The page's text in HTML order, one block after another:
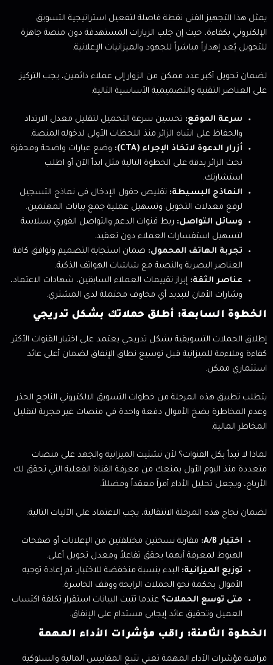
يمثل هذا التجهيز الفني نقطة فاصلة لتفعيل استراتيجية التسويق
الإلكتروني بكفاءة، حيث إن جلب الزيارات المستهدفة دون منصة جاهزة
للتحويل يُعد إهداراً مباشراً للجهود والميزانيات الإعلانية.
لضمان تحويل أكبر عدد ممكن من الزوار إلى عملاء دائمين، يجب التركيز
على العناصر التقنية والتصميمية الأساسية التالية:
سرعة الموقع: تحسين سرعة التحميل لتقليل معدل الارتداد
والحفاظ على انتباه الزائر منذ اللحظات الأولى لدخوله المنصة.
أزرار الدعوة لاتخاذ الإجراء (CTA):
وضع عبارات واضحة ومحفزة
تحث الزائر بدقة على الخطوة التالية مثل ابدأ الآن أو اطلب
استشارتك.
النماذج البسيطة: تقليص حقول الإدخال في نماذج التسجيل
لرفع معدلات التحويل وتسهيل عملية جمع بيانات المهتمين.
وسائل التواصل: ربط قنوات الدعم والتواصل الفوري بسلاسة
لتسهيل استفسارات العملاء دون تعقيد.
تجربة الهاتف المحمول: ضمان استجابة التصميم وتوافق كافة
العناصر البصرية والنصية مع شاشات الهواتف الذكية.
عناصر الثقة: إبراز تقييمات العملاء السابقين، شهادات الاعتماد،
وشارات الأمان لتبديد أي مخاوف محتملة لدى المشتري.
الخطوة السابعة: أطلق حملاتك بشكل تدريجي
إطلاق الحملات التسويقية بشكل تدريجي يعتمد على اختبار القنوات الأكثر
كفاءة وملاءمة للميزانية قبل توسيع نطاق الإنفاق لضمان أعلى عائد
استثماري ممكن.
يتطلب تطبيق هذه المرحلة من خطوات التسويق الالكتروني الناجح الحذر
وعدم المخاطرة بضخ الأموال دفعة واحدة في منصات غير مجربة لتقليل
المخاطر المالية.
لماذا لا تبدأ بكل القنوات؟ لأن تشتيت الميزانية والجهد على منصات
متعددة منذ اليوم الأول يمنعك من معرفة القناة الفعلية التي تحقق لك
الأرباح، ويجعل تحليل الأداء أمراً معقداً ومضللاً.
لضمان نجاح هذه المرحلة الانتقالية، يجب الاعتماد على الآليات التالية:
اختبار A/B:
مقارنة نسختين مختلفتين من الإعلانات أو صفحات
الهبوط لمعرفة أيهما يحقق تفاعلاً ومعدل تحويل أعلى.
توزيع الميزانية: البدء بنسبة منخفضة للاختبار، ثم إعادة توجيه
الأموال بحكمة نحو الحملات الرابحة ووقف الخاسرة.
متى توسع الحملات؟ عندما تثبت البيانات استقرار تكلفة اكتساب
العميل وتحقيق عائد إيجابي مستدام على الإنفاق.
الخطوة الثامنة: راقب مؤشرات الأداء المهمة
مراقبة مؤشرات الأداء المهمة تعني تتبع المقاييس المالية والسلوكية